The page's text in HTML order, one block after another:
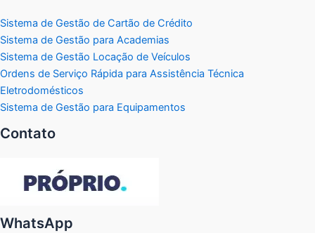
Sistema de Gestão de Cartão de Crédito
Sistema de Gestão para Academias
Sistema de Gestão Locação de Veículos
Ordens de Serviço Rápida para Assistência Técnica
Eletrodomésticos
Sistema de Gestão para Equipamentos
Contato
WhatsApp